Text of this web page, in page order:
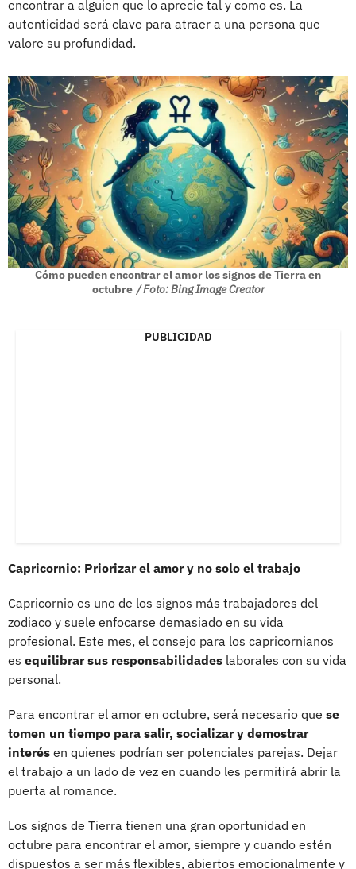
encontrar a alguien que lo aprecie tal y como es. La
autenticidad será clave para atraer a una persona que
valore su profundidad.
Cómo pueden encontrar el amor los signos de Tierra en
octubre / Foto: Bing Image Creator
PUBLICIDAD
Capricornio: Priorizar el amor y no solo el trabajo
Capricornio es uno de los signos más trabajadores del
zodiaco y suele enfocarse demasiado en su vida
profesional. Este mes, el consejo para los capricornianos
es equilibrar sus responsabilidades laborales con su vida
personal.
Para encontrar el amor en octubre, será necesario que se
tomen un tiempo para salir, socializar y demostrar
interés en quienes podrían ser potenciales parejas. Dejar
el trabajo a un lado de vez en cuando les permitirá abrir la
puerta al romance.
Los signos de Tierra tienen una gran oportunidad en
octubre para encontrar el amor, siempre y cuando estén
dispuestos a ser más flexibles, abiertos emocionalmente y